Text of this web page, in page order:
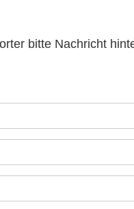
bitte Nachricht